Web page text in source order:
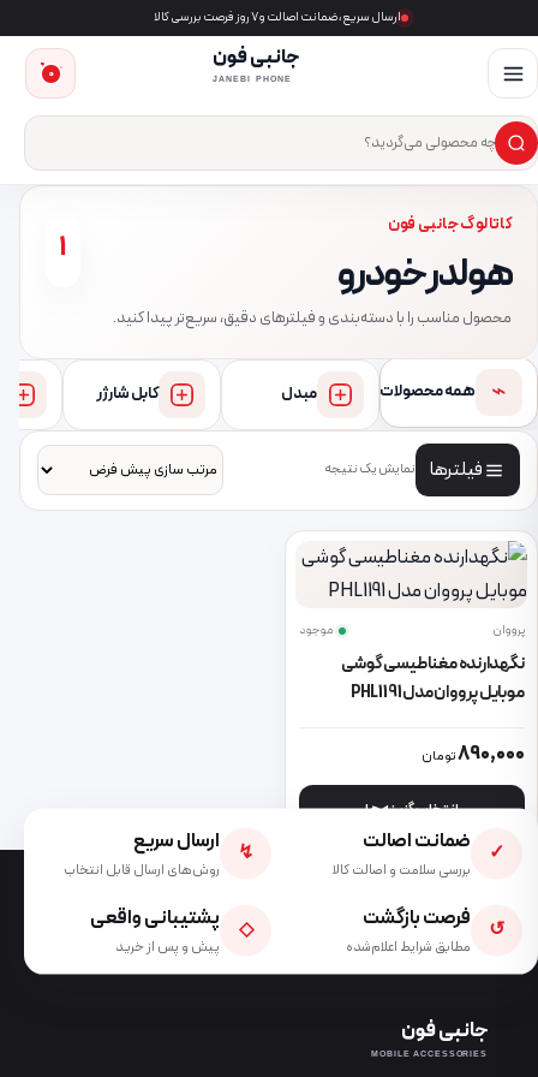
ارسال سریع، ضمانت اصالت و ۷ روز فرصت بررسی کالا
جانبی فون
JANEBI PHONE
جست‌وجوی محصول
×
0
کاتالوگ جانبی فون
هولدر خودرو
محصول مناسب را با دسته‌بندی و فیلترهای دقیق، سریع‌تر پیدا کنید.
1
⌁ همه محصولات مبدل کابل شارژر
فیلترها نمایش یک نتیجه
پرووان موجود
نگهدارنده مغناطیسی گوشی
موبایل پرووان مدل PHL1191
890,000تومان
انتخاب گزینه ها
این محصول دارای انواع مختلفی می باشد. گزینه ها ممکن است در
✓ ضمانت اصالت
بررسی سلامت و اصالت کالا
↯ ارسال سریع
روش‌های ارسال قابل انتخاب
↺ فرصت بازگشت
مطابق شرایط اعلام‌شده
◇ پشتیبانی واقعی
پیش و پس از خرید
جانبی فون
MOBILE ACCESSORIES